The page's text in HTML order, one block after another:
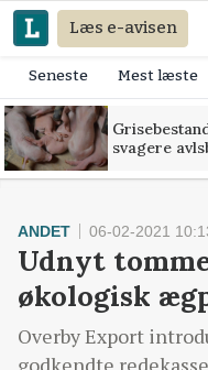
Læs e-avisen
Seneste Mest læste
svagere
ANDET 06-02-2021
Udnyt
økologisk
Overby Export
godkendte